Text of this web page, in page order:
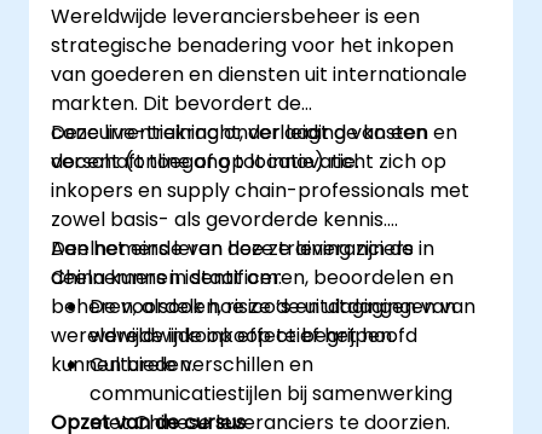
Wereldwijde leveranciersbeheer is een
strategische benadering voor het inkopen
van goederen en diensten uit internationale
markten. Dit bevordert de
concurrentiekracht, verlaagt de kosten en
verschaft toegang tot innovatie.
Deze live-training onder leiding van een
docent (online of op locatie) richt zich op
inkopers en supply chain-professionals met
zowel basis- als gevorderde kennis.
Deelnemers leren hoe ze leveranciers in
China kunnen identificeren, beoordelen en
beheren, alsook hoe ze de uitdagingen van
wereldwijde inkoop effectief het hoofd
kunnen bieden.
Aan het einde van deze training zijn de
deelnemers in staat om:
De voordelen, risico’s en uitdagingen van
wereldwijde inkoop te begrijpen.
Culturele verschillen en
communicatiestijlen bij samenwerking
met Chinese leveranciers te doorzien.
Opzet van de cursus